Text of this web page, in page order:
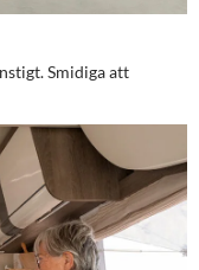
Smidiga att